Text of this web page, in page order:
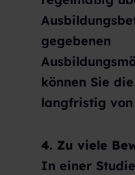
gegebenen
können Sie
langfristig
4. Zu viele
In einer